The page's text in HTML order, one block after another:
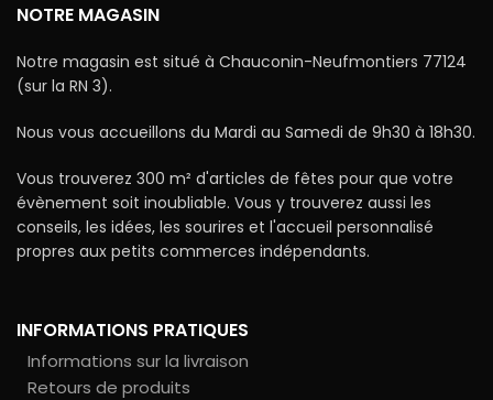
NOTRE MAGASIN
Notre magasin est situé à Chauconin-Neufmontiers 77124
(sur la RN 3).
Nous vous accueillons du Mardi au Samedi de 9h30 à 18h30.
Vous trouverez 300 m² d'articles de fêtes pour que votre
évènement soit inoubliable. Vous y trouverez aussi les
conseils, les idées, les sourires et l'accueil personnalisé
propres aux petits commerces indépendants.
INFORMATIONS PRATIQUES
Informations sur la livraison
Retours de produits